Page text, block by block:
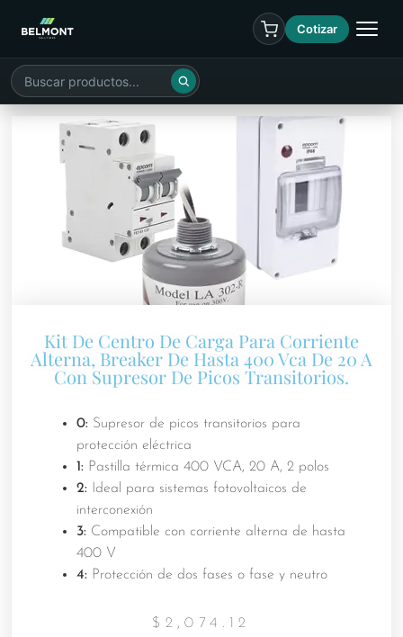
Cotizar
Kit De Centro De Carga Para Corriente
Alterna, Breaker De Hasta 400 Vca De 20 A
Con Supresor De Picos Transitorios.
0: Supresor de picos transitorios para
protección eléctrica
1: Pastilla térmica 400 VCA, 20 A, 2 polos
2: Ideal para sistemas fotovoltaicos de
interconexión
3: Compatible con corriente alterna de hasta
400 V
4: Protección de dos fases o fase y neutro
$ 2,074.12